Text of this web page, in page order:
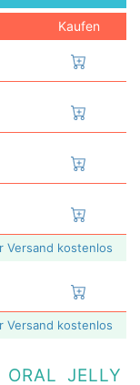
Kaufen
Versand kostenlos
Versand kostenlos
JELLY